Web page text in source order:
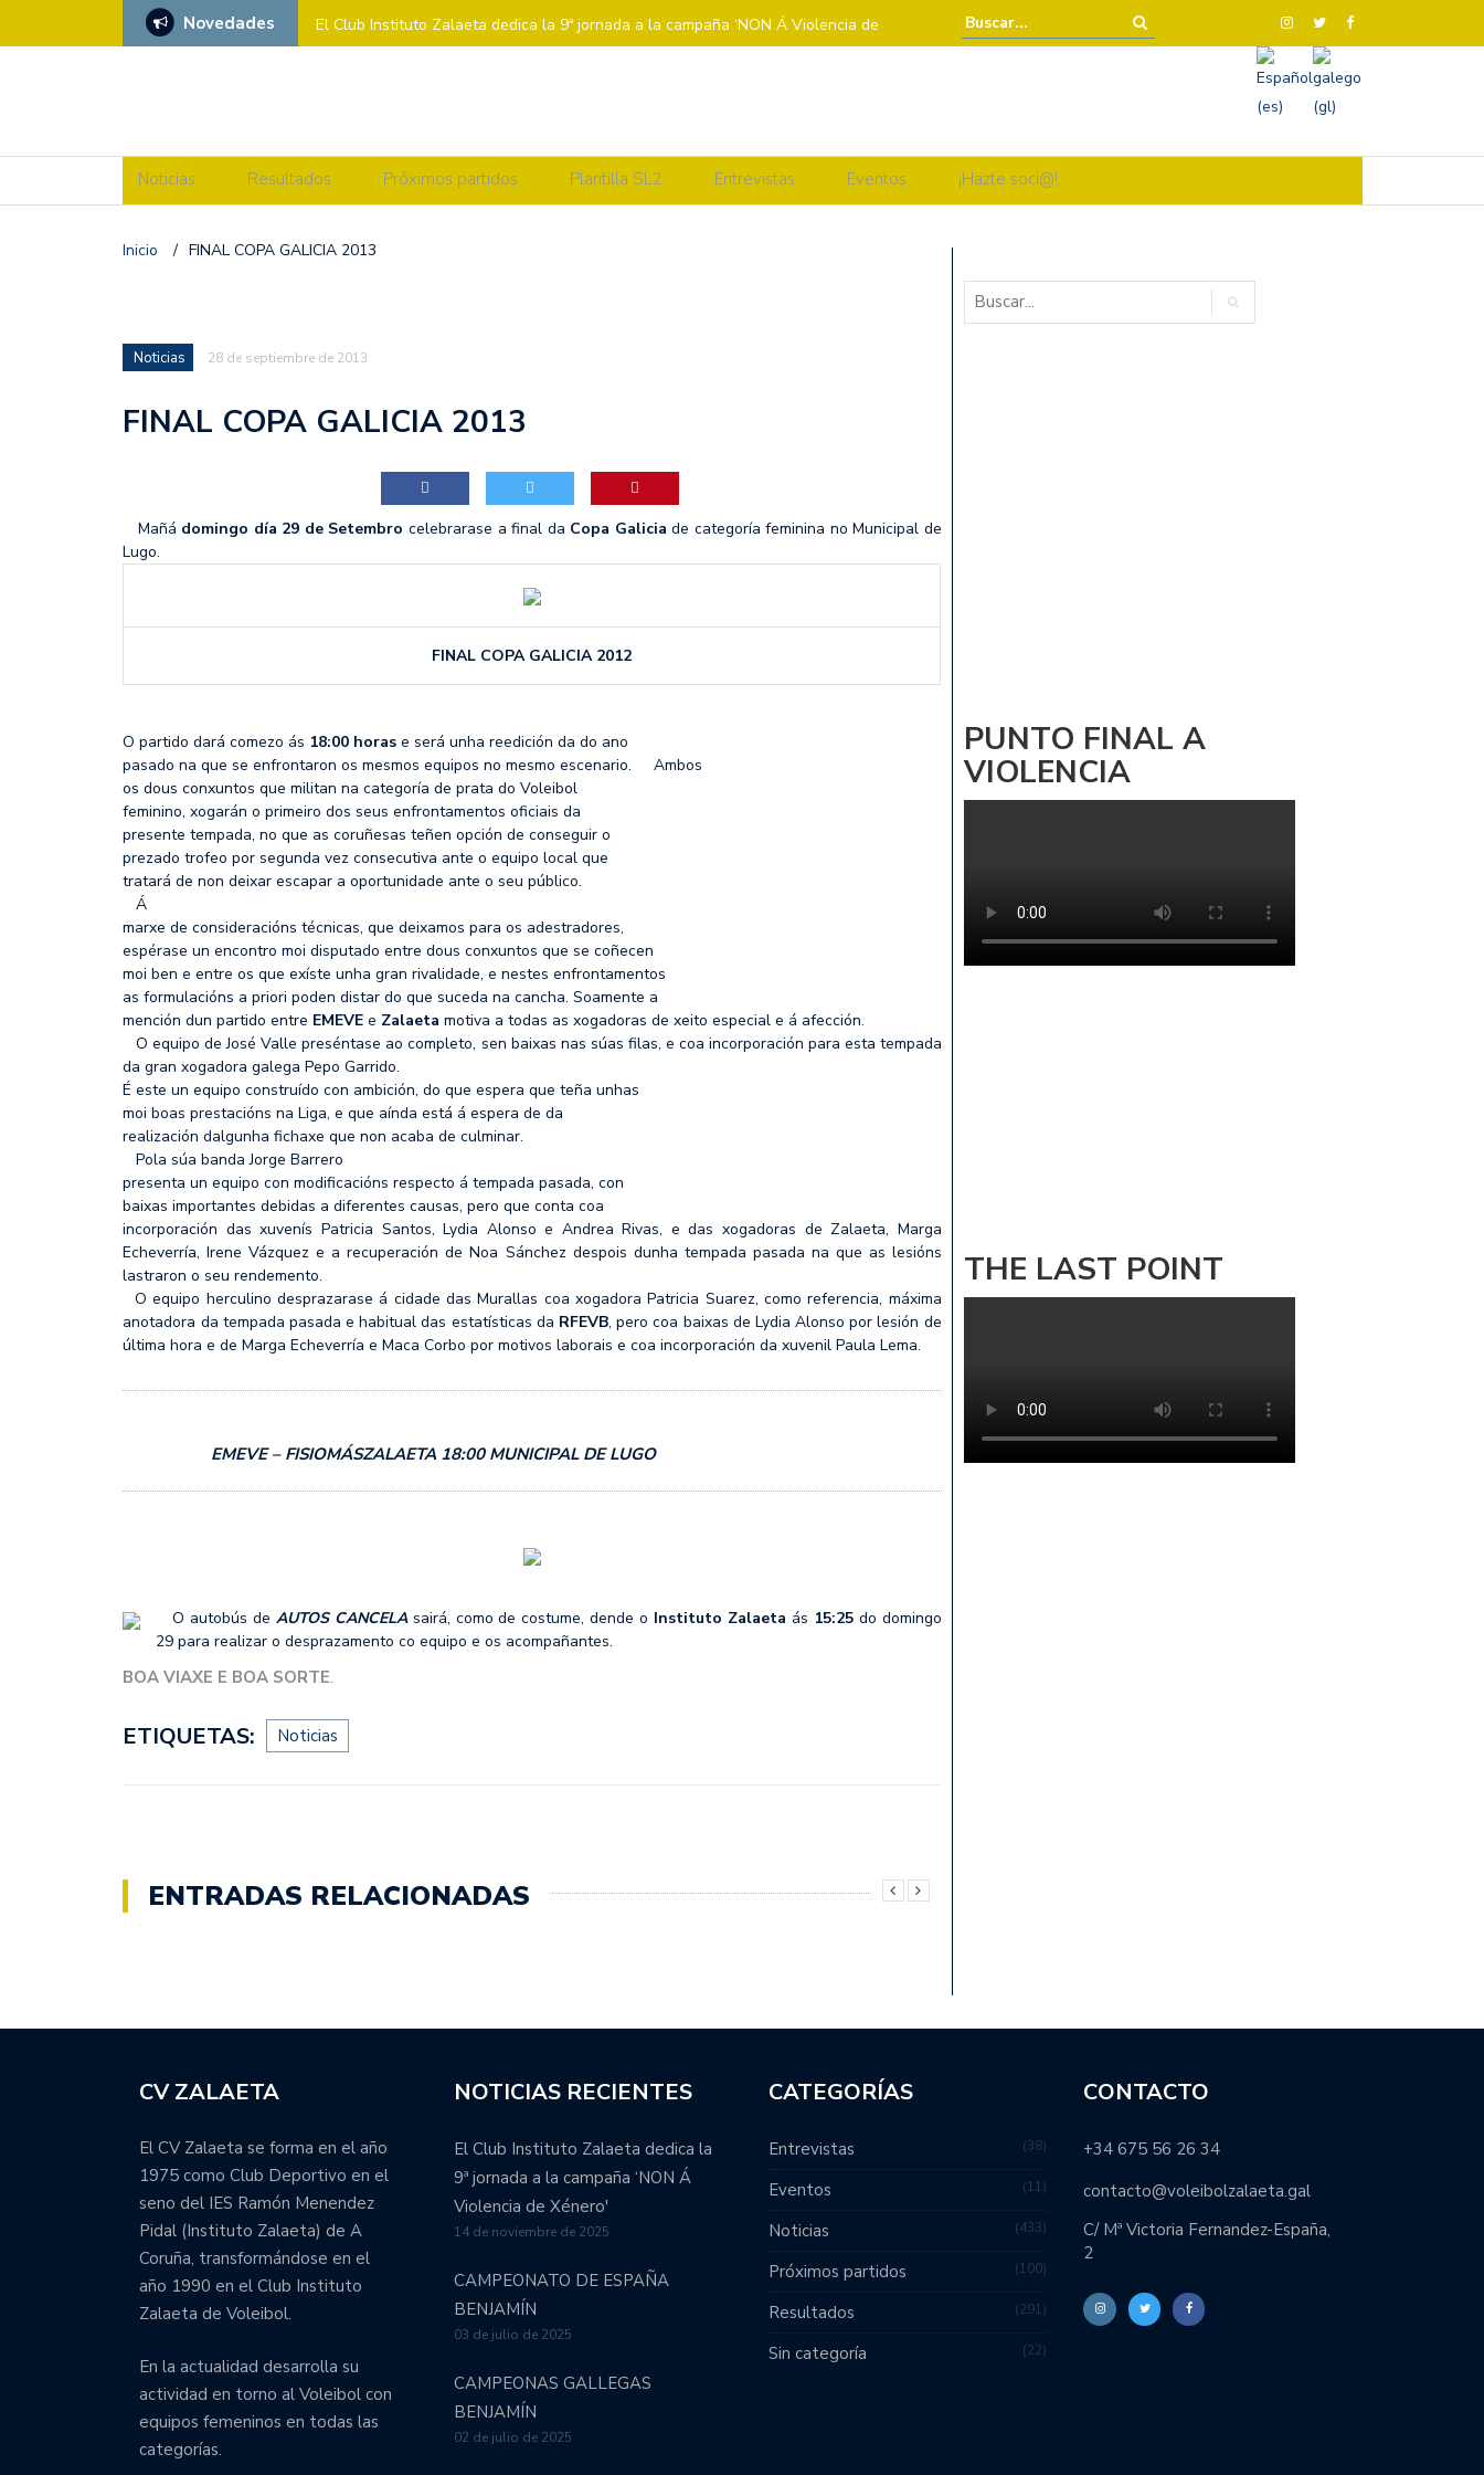
Novedades
El Club Instituto Zalaeta dedica la 9ª jornada a la campaña ‘NON Á Violencia de
Xénero’
SEGUNDA VUELTA DE LA LIGA REGULAR
SF2: CV ZALAETA Vs FEDE ASCENSORES LA LAGUNA
MIÉRCOLES CON «M» DE MADRINA: PAULA LORENZO
PARTIDO DEDICADO Contra la Violencia de Género
MIÉRCOLES CON M DE MADRINA: INÉS RIVAS
MIÉRCOLES CON M DE MADRINA: NOA PARDIÑAS
SF2: FEEL ALCOBENDAS Vs CV ZALAETA
Noticias Resultados Próximos partidos Plantilla SL2 Entrevistas Eventos ¡Hazte soci@!
Inicio / FINAL COPA GALICIA 2013
Noticias 28 de septiembre de 2013
FINAL COPA GALICIA 2013
Mañá domingo día 29 de Setembro celebrarase a final da Copa Galicia de categoría feminina no Municipal de
Lugo.
FINAL COPA GALICIA 2012
O partido dará comezo ás 18:00 horas e será unha reedición da do ano
pasado na que se enfrontaron os mesmos equipos no mesmo escenario. Ambos
os dous conxuntos que militan na categoría de prata do Voleibol
feminino, xogarán o primeiro dos seus enfrontamentos oficiais da
presente tempada, no que as coruñesas teñen opción de conseguir o
prezado trofeo por segunda vez consecutiva ante o equipo local que
tratará de non deixar escapar a oportunidade ante o seu público.
Á
marxe de consideracións técnicas, que deixamos para os adestradores,
espérase un encontro moi disputado entre dous conxuntos que se coñecen
moi ben e entre os que exíste unha gran rivalidade, e nestes enfrontamentos
as formulacións a priori poden distar do que suceda na cancha. Soamente a
mención dun partido entre EMEVE e Zalaeta motiva a todas as xogadoras de xeito especial e á afección.
O equipo de José Valle preséntase ao completo, sen baixas nas súas filas, e coa incorporación para esta tempada
da gran xogadora galega Pepo Garrido.
É este un equipo construído con ambición, do que espera que teña unhas
moi boas prestacións na Liga, e que aínda está á espera de da
realización dalgunha fichaxe que non acaba de culminar.
Pola súa banda Jorge Barrero
presenta un equipo con modificacións respecto á tempada pasada, con
baixas importantes debidas a diferentes causas, pero que conta coa
incorporación das xuvenís Patricia Santos, Lydia Alonso e Andrea Rivas, e das xogadoras de Zalaeta, Marga
Echeverría, Irene Vázquez e a recuperación de Noa Sánchez despois dunha tempada pasada na que as lesións
lastraron o seu rendemento.
O equipo herculino desprazarase á cidade das Murallas coa xogadora Patricia Suarez, como referencia, máxima
anotadora da tempada pasada e habitual das estatísticas da RFEVB, pero coa baixas de Lydia Alonso por lesión de
última hora e de Marga Echeverría e Maca Corbo por motivos laborais e coa incorporación da xuvenil Paula Lema.
EMEVE – FISIOMÁSZALAETA 18:00 MUNICIPAL DE LUGO
O autobús de AUTOS CANCELAsairá, como de costume, dende o Instituto Zalaeta ás 15:25do domingo
29 para realizar o desprazamento co equipo e os acompañantes.
BOA VIAXE E BOA SORTE.
ETIQUETAS: Noticias
ENTRADAS RELACIONADAS
PUNTO FINAL A
VIOLENCIA
THE LAST POINT
CV ZALAETA
El CV Zalaeta se forma en el año
1975 como Club Deportivo en el
seno del IES Ramón Menendez
Pidal (Instituto Zalaeta) de A
Coruña, transformándose en el
año 1990 en el Club Instituto
Zalaeta de Voleibol.
En la actualidad desarrolla su
actividad en torno al Voleibol con
equipos femeninos en todas las
categorías.
NOTICIAS RECIENTES
El Club Instituto Zalaeta dedica la
9ª jornada a la campaña ‘NON Á
Violencia de Xénero'
14 de noviembre de 2025
CAMPEONATO DE ESPAÑA
BENJAMÍN
03 de julio de 2025
CAMPEONAS GALLEGAS
BENJAMÍN
02 de julio de 2025
CATEGORÍAS
Entrevistas 38
Eventos 11
Noticias 433
Próximos partidos 100
Resultados 291
Sin categoría 22
CONTACTO
+34 675 56 26 34
contacto@voleibolzalaeta.gal
C/ Mª Victoria Fernandez-España,
2